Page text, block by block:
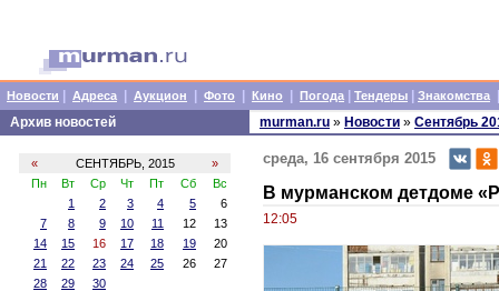
Новости Адреса Аукцион Фото Кино Погода Тендеры Знакомства
Архив новостей
« СЕНТЯБРЬ, 2015
»
Пн
Вт Ср Чт Пт Сб
Вс
1
2 3 4 5
6
7
8 9 10 11 12
13
14
15 16 17 18 19
20
21
22 23 24 25 26
27
28
29 30
murman.ru » Новости » Сентябрь
среда, 16 сентября 2015
В мурманском детдоме
12:05